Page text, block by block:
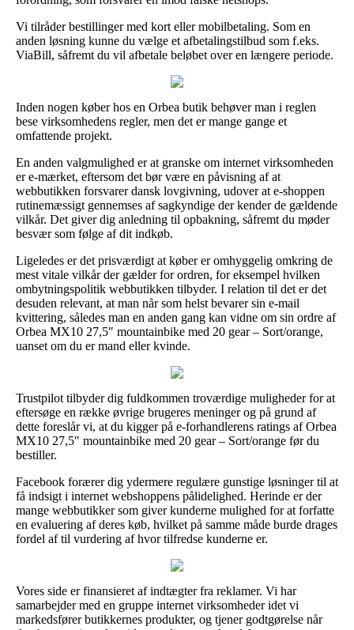
Vi tilråder bestillinger med kort eller mobilbetaling. Som en
anden løsning kunne du vælge et afbetalingstilbud som f.eks.
ViaBill, såfremt du vil afbetale beløbet over en længere periode.
Inden nogen køber hos en Orbea butik behøver man i reglen
bese virksomhedens regler, men det er mange gange et
omfattende projekt.
En anden valgmulighed er at granske om internet virksomheden
er e-mærket, eftersom det bør være en påvisning af at
webbutikken forsvarer dansk lovgivning, udover at e-shoppen
rutinemæssigt gennemses af sagkyndige der kender de gældende
vilkår. Det giver dig anledning til opbakning, såfremt du møder
besvær som følge af dit indkøb.
Ligeledes er det prisværdigt at køber er omhyggelig omkring de
mest vitale vilkår der gælder for ordren, for eksempel hvilken
ombytningspolitik webbutikken tilbyder. I relation til det er det
desuden relevant, at man når som helst bevarer sin e-mail
kvittering, således man en anden gang kan vidne om sin ordre af
Orbea MX10 27,5″ mountainbike med 20 gear – Sort/orange,
uanset om du er mand eller kvinde.
Trustpilot tilbyder dig fuldkommen troværdige muligheder for at
eftersøge en række øvrige brugeres meninger og på grund af
dette foreslår vi, at du kigger på e-forhandlerens ratings af Orbea
MX10 27,5″ mountainbike med 20 gear – Sort/orange før du
bestiller.
Facebook forærer dig ydermere regulære gunstige løsninger til at
få indsigt i internet webshoppens pålidelighed. Herinde er der
mange webbutikker som giver kunderne mulighed for at forfatte
en evaluering af deres køb, hvilket på samme måde burde drages
fordel af til vurdering af hvor tilfredse kunderne er.
Vores side er finansieret af indtægter fra reklamer. Vi har
samarbejder med en gruppe internet virksomheder idet vi
markedsfører butikkernes produkter, og tjener godtgørelse når